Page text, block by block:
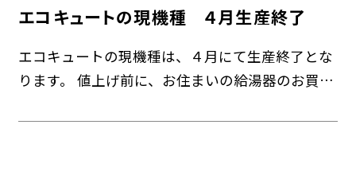
エコキュートの現機種 ４月生産終了
エコキュートの現機種は、４月にて生産終了とな
ります。 値上げ前に、お住まいの給湯器のお買い
ャンペーンを実施中！ エコキュート…